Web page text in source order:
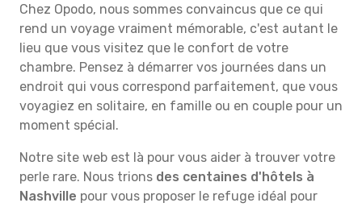
Chez Opodo, nous sommes convaincus que ce qui
rend un voyage vraiment mémorable, c'est autant le
lieu que vous visitez que le confort de votre
chambre. Pensez à démarrer vos journées dans un
endroit qui vous correspond parfaitement, que vous
voyagiez en solitaire, en famille ou en couple pour un
moment spécial.
Notre site web est là pour vous aider à trouver votre
perle rare. Nous trions des centaines d'hôtels à
Nashville pour vous proposer le refuge idéal pour